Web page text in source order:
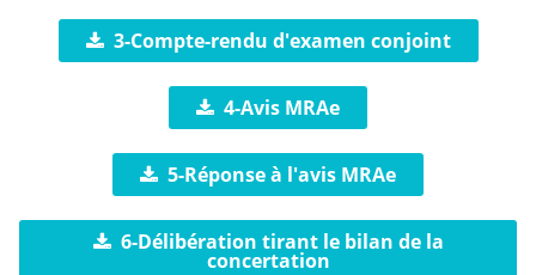
3-Compte-rendu d'examen conjoint
4-Avis MRAe
5-Réponse à l'avis MRAe
6-Délibération tirant le bilan de la
concertation